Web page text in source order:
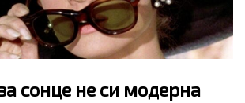
сонце не си модерна